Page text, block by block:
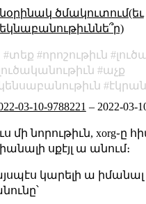
ծմակուտում(եւ
տեք որոշութիւն
աչք
էկրան
03-10-9788221 – 2022-03-
մի նորութիւն, xorg֊ը
սքէյլ ա անում։
կարելի ա իմանալ